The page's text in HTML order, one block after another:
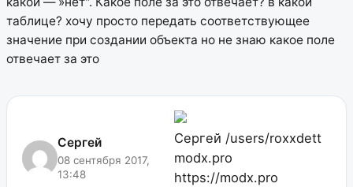
таблице? хочу просто передать соответствующее
значение при создании объекта но не знаю какое поле
отвечает за это
Сергей
08 сентября 2017,
13:48
Сергей /users/roxxdett
modx.pro
https://modx.pro